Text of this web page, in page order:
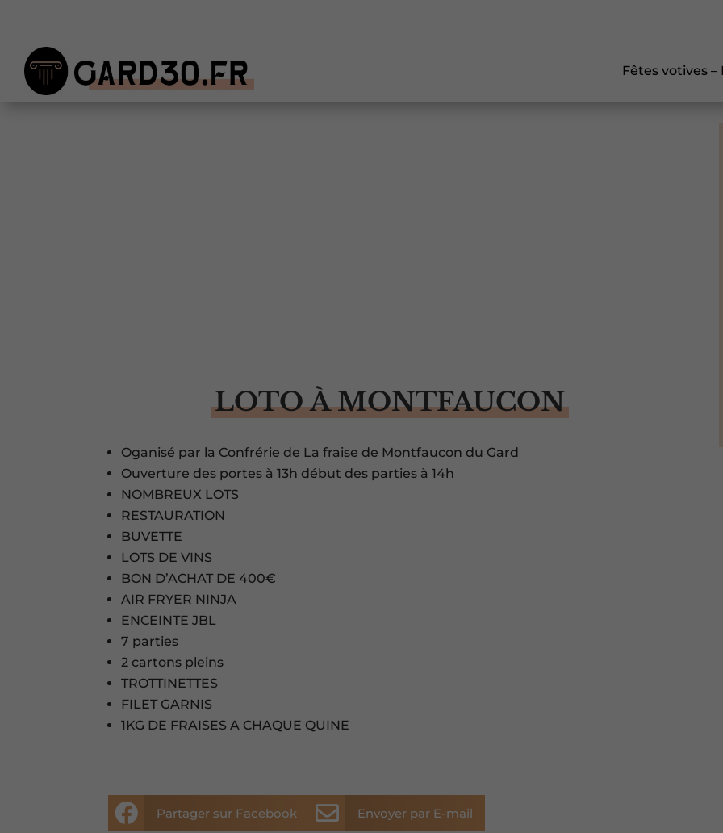
Fêtes votives –
LOTO À MONTFAUCON
Oganisé par la Confrérie de La fraise de Montfaucon du Gard
Ouverture des portes à 13h début des parties à 14h
NOMBREUX LOTS
RESTAURATION
BUVETTE
LOTS DE VINS
BON D’ACHAT DE 400€
AIR FRYER NINJA
ENCEINTE JBL
7 parties
2 cartons pleins
TROTTINETTES
FILET GARNIS
1KG DE FRAISES A CHAQUE QUINE
 Partager sur Facebook  Envoyer par E-mail